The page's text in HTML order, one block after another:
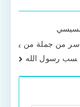
من جملة من ي
سب رسول الله